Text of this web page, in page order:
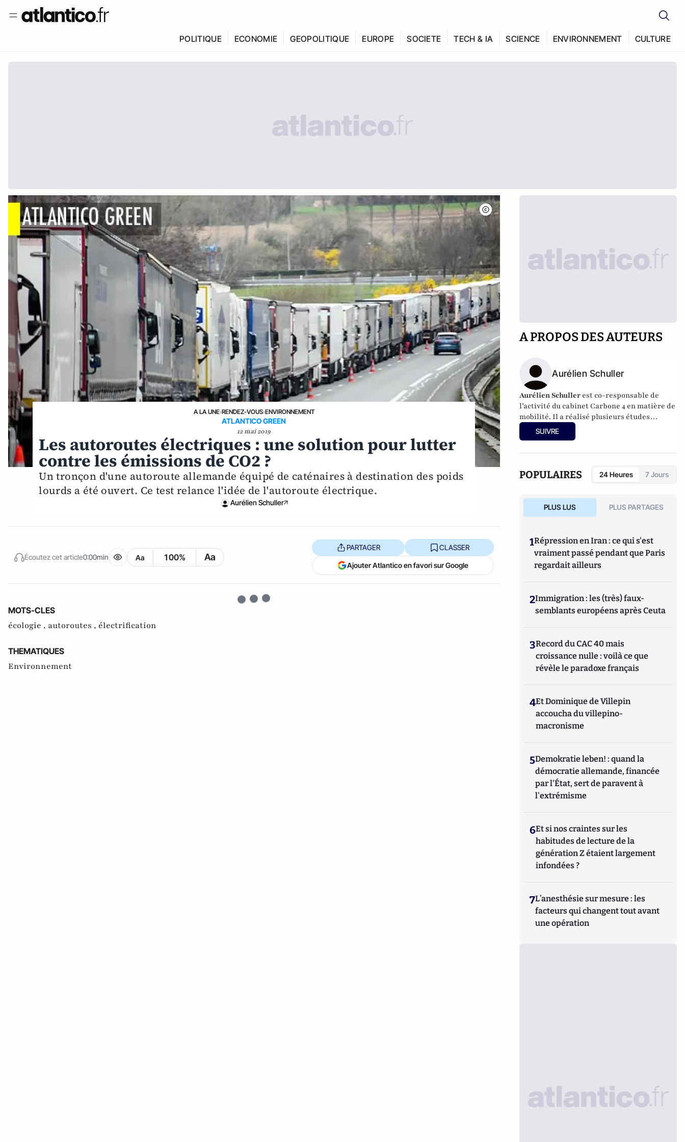
POLITIQUE ECONOMIE GEOPOLITIQUE EUROPE SOCIETE TECH & IA SCIENCE ENVIRONNEMENT CULTURE
A LA UNE›RENDEZ-VOUS›ENVIRONNEMENT
ATLANTICO GREEN
12 mai 2019
Les autoroutes électriques : une solution pour lutter
contre les émissions de CO2 ?
Un tronçon d'une autoroute allemande équipé de caténaires à destination des poids
lourds a été ouvert. Ce test relance l'idée de l'autoroute électrique.
Aurélien Schuller
Écoutez cet article0:00min Aa 100% Aa
PARTAGER CLASSER
Ajouter Atlantico en favori sur Google
MOTS-CLES
écologie , autoroutes , électrification
THEMATIQUES
Environnement
A PROPOS DES AUTEURS
Aurélien Schuller
Aurélien Schuller est co-responsable de
l’activité du cabinet Carbone 4 en matière de
mobilité. Il a réalisé plusieurs études
technico-économiques de prospective,
notamment en lien avec la motorisation
l’IFP-School, il est spécialisé sur les
secteurs énergétiques et climatiques.
SUIVRE
POPULAIRES 24 Heures 7 Jours
PLUS LUS PLUS PARTAGES
1Répression en Iran : ce qui s'est
vraiment passé pendant que Paris
regardait ailleurs
2Immigration : les (très) faux-
semblants européens après Ceuta
3Record du CAC 40 mais
croissance nulle : voilà ce que
révèle le paradoxe français
4Et Dominique de Villepin
accoucha du villepino-
macronisme
5Demokratie leben! : quand la
démocratie allemande, financée
par l'État, sert de paravent à
l'extrémisme
6Et si nos craintes sur les
habitudes de lecture de la
génération Z étaient largement
infondées ?
7L’anesthésie sur mesure : les
facteurs qui changent tout avant
une opération